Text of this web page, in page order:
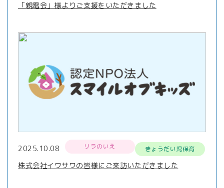
「親電会」様よりご支援をいただきました
2025.10.08 リラのいえ きょうだい児保育
株式会社イワサワの皆様にご来訪いただきました